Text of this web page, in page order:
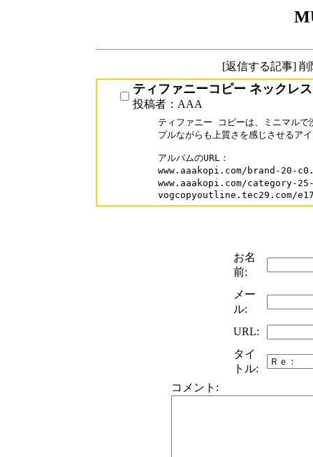
[返信する記事]
ティファニーコピー ネックレス
投稿者：AAA
ティファニー コピーは、ミニマルで
プルながらも上質さを感じさせるア
アルバムのURL：
www.aaakopi.com/brand-20-
www.aaakopi.com/category-25-
vogcopyoutline.tec29.com/
お名
前:
メー
ル:
URL:
タイ
トル:
コメント: